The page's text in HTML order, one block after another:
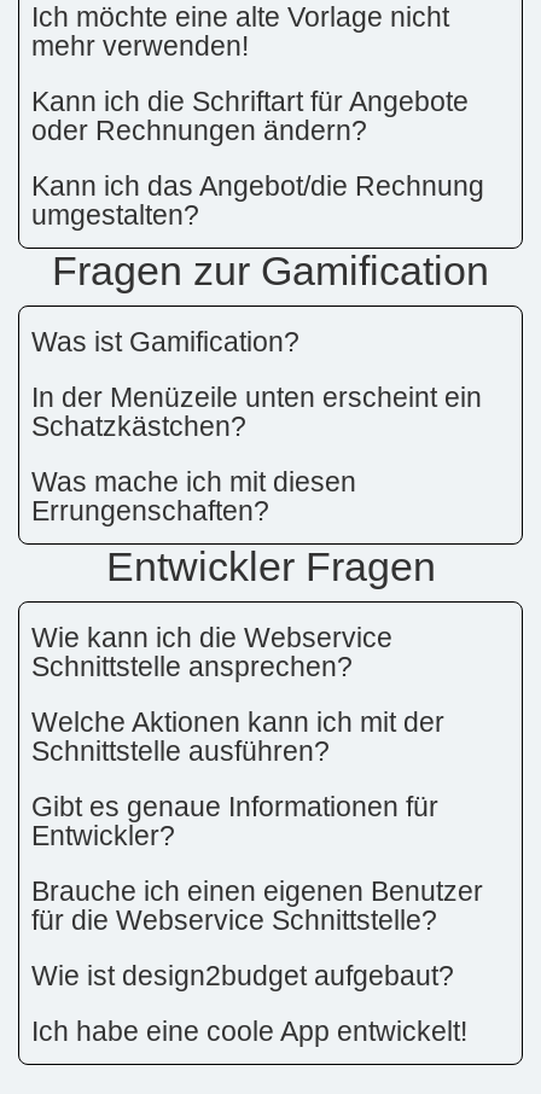
Ich möchte eine alte Vorlage nicht
mehr verwenden!
Kann ich die Schriftart für Angebote
oder Rechnungen ändern?
Kann ich das Angebot/die Rechnung
umgestalten?
Fragen zur Gamification
Was ist Gamification?
In der Menüzeile unten erscheint ein
Schatzkästchen?
Was mache ich mit diesen
Errungenschaften?
Entwickler Fragen
Wie kann ich die Webservice
Schnittstelle ansprechen?
Welche Aktionen kann ich mit der
Schnittstelle ausführen?
Gibt es genaue Informationen für
Entwickler?
Brauche ich einen eigenen Benutzer
für die Webservice Schnittstelle?
Wie ist design2budget aufgebaut?
Ich habe eine coole App entwickelt!